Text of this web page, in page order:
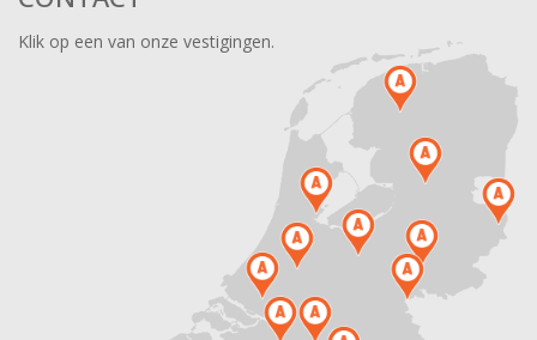
Klik op een van onze vestigingen.